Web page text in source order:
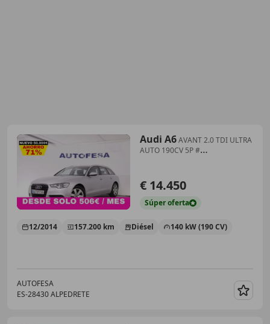
Audi A6AVANT 2.0 TDI ULTRA
AUTO 190CV 5P #
€ 14.450
Súperoferta
12/2014 157.200 km Diésel 140 kW (190 CV)
AUTOFESA
ES-28430 ALPEDRETE